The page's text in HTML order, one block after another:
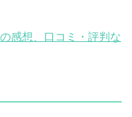
感想、口コミ・評判な